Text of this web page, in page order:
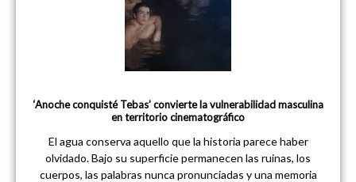
‘Anoche conquisté Tebas’ convierte la vulnerabilidad masculina
en territorio cinematográfico
El agua conserva aquello que la historia parece haber
olvidado. Bajo su superficie permanecen las ruinas, los
cuerpos, las palabras nunca pronunciadas y una memoria